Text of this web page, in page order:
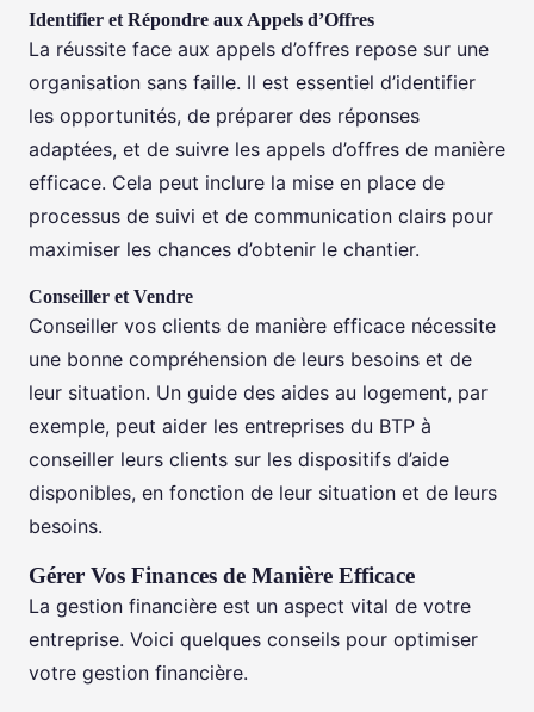
Identifier et Répondre aux Appels d’Offres
La réussite face aux appels d’offres repose sur une
organisation sans faille. Il est essentiel d’identifier
les opportunités, de préparer des réponses
adaptées, et de suivre les appels d’offres de manière
efficace. Cela peut inclure la mise en place de
processus de suivi et de communication clairs pour
maximiser les chances d’obtenir le chantier.
Conseiller et Vendre
Conseiller vos clients de manière efficace nécessite
une bonne compréhension de leurs besoins et de
leur situation. Un guide des aides au logement, par
exemple, peut aider les entreprises du BTP à
conseiller leurs clients sur les dispositifs d’aide
disponibles, en fonction de leur situation et de leurs
besoins.
Gérer Vos Finances de Manière Efficace
La gestion financière est un aspect vital de votre
entreprise. Voici quelques conseils pour optimiser
votre gestion financière.